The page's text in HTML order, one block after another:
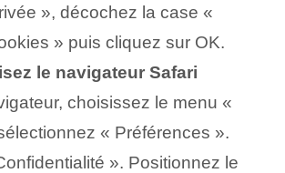
», décochez la case «
» puis cliquez sur OK.
le navigateur Safari
choisissez le menu «
« Préférences ».
». Positionnez le